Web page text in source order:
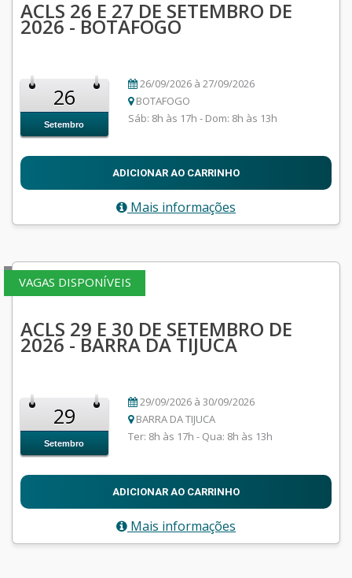
ACLS 26 E 27 DE SETEMBRO DE
2026 - BOTAFOGO
26
Setembro
26/09/2026 à 27/09/2026
BOTAFOGO
Sáb: 8h às 17h - Dom: 8h às 13h
ADICIONAR AO CARRINHO
Mais informações
VAGAS DISPONÍVEIS
ACLS 29 E 30 DE SETEMBRO DE
2026 - BARRA DA TIJUCA
29
Setembro
29/09/2026 à 30/09/2026
BARRA DA TIJUCA
Ter: 8h às 17h - Qua: 8h às 13h
ADICIONAR AO CARRINHO
Mais informações